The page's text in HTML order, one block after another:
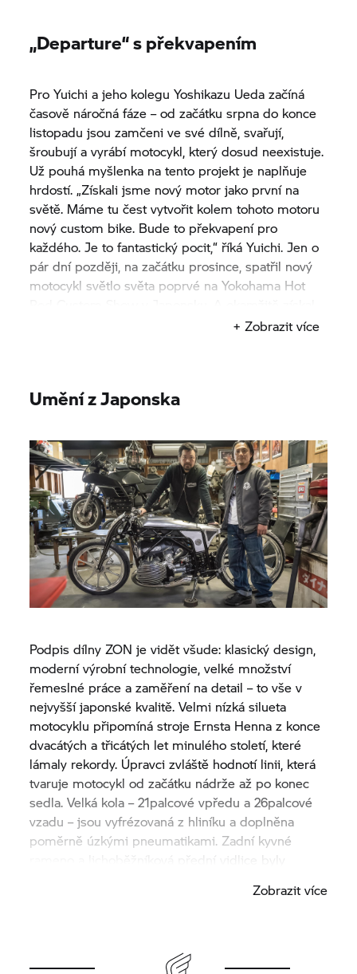
„Departure“ s překvapením
Pro Yuichi a jeho kolegu Yoshikazu Ueda začíná
časově náročná fáze – od začátku srpna do konce
listopadu jsou zamčeni ve své dílně, svařují,
šroubují a vyrábí motocykl, který dosud neexistuje.
Už pouhá myšlenka na tento projekt je naplňuje
hrdostí. „Získali jsme nový motor jako první na
světě. Máme tu čest vytvořit kolem tohoto motoru
nový custom bike. Bude to překvapení pro
každého. Je to fantastický pocit,“ říká Yuichi. Jen o
pár dní později, na začátku prosince, spatřil nový
motocykl světlo světa poprvé na Yokohama Hot
cenu „Nejlepší z výstavy“. Takový náročný projekt a
Yuichi.
+ Zobrazit více
Umění z Japonska
Podpis dílny ZON je vidět všude: klasický design,
moderní výrobní technologie, velké množství
řemeslné práce a zaměření na detail – to vše v
nejvyšší japonské kvalitě. Velmi nízká silueta
motocyklu připomíná stroje Ernsta Henna z konce
dvacátých a třicátých let minulého století, které
lámaly rekordy. Úpravci zvláště hodnotí linii, která
tvaruje motocykl od začátku nádrže až po konec
sedla. Velká kola – 21palcové vpředu a 26palcové
vzadu – jsou vyfrézovaná z hliníku a doplněna
poměrně úzkými pneumatikami. Zadní kyvné
rameno a lichoběžníková přední vidlice byly
zavěšením na trubkový rám. Motor je zavěšen v
Zobrazit více